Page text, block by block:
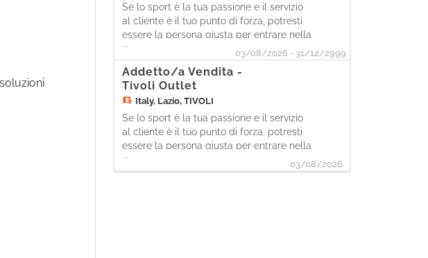
Se lo sport è la tua passione e il servizio
al cliente è il tuo punto di forza, potresti
essere la persona giusta per entrare nella
nostra squadra. Come Sales Assistant,
sarai protagonista nell'accogliere i clienti
e supportarli durante l'acquisto in piano
vendita. Le tue attività - Accoglierai i
...
03/08/2026 - 31/12/2999
Addetto/a Vendita -
Tivoli Outlet
Italy, Lazio, TIVOLI
Se lo sport è la tua passione e il servizio
al cliente è il tuo punto di forza, potresti
essere la persona giusta per entrare nella
nostra squadra. Come Sales Assistant,
sarai protagonista nell'accogliere i clienti
...
03/08/2026